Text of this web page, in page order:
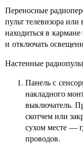
Переносные
пульт телевизора
находиться в
и отключать
Настенные
Панель с
накладного
выключатель.
скотчем или
сухом месте —
проводов.